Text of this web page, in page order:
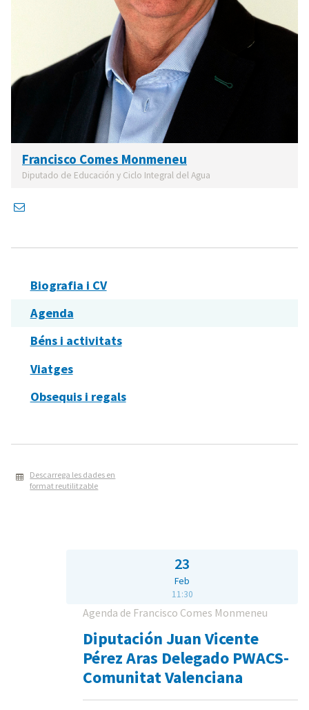
Francisco Comes Monmeneu
Diputado de Educación y Ciclo Integral del Agua
Biografia i CV
Agenda
Béns i activitats
Viatges
Obsequis i regals
Descarrega les dades en
format reutilitzable
23
Feb
11:30
Agenda de Francisco Comes Monmeneu
Diputación Juan Vicente
Pérez Aras Delegado PWACS-
Comunitat Valenciana